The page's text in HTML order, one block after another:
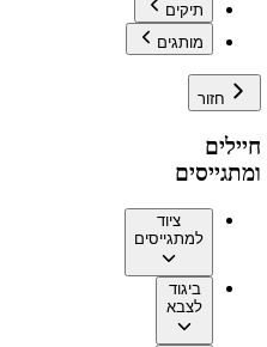
תיקים
מותגים
חזור
חיילים
ומתגייסים
ציוד
למתגייסים
ביגוד
לצבא